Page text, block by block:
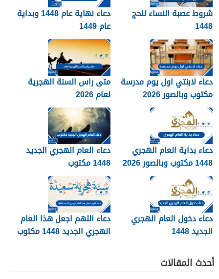
شروط عصبة النساء للحج
1448
دعاء نهاية عام 1448 وبداية
عام 1449
دعاء لابنتي اول يوم مدرسة
مكتوب وبالصور 2026
متى راس السنة الهجرية
لعام 2026
دعاء بداية العام الهجري
1448 مكتوب وبالصور 2026
دعاء العام الهجري الجديد
1448 مكتوب
دعاء دخول العام الهجري
الجديد 1448
دعاء اللهم اجعل هذا العام
الهجري الجديد 1448 مكتوب
أحدث المقالات